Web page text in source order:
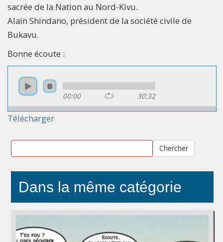
sacrée de la Nation au Nord-Kivu.
Alain Shindano, président de la société civile de
Bukavu.
Bonne écoute :
00:00 30:32
Télécharger
Chercher
Dans la même catégorie